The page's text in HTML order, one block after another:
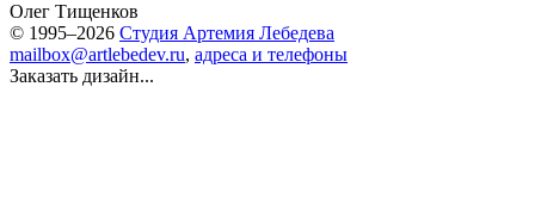
Олег Тищенков
© 1995–2026 Студия Артемия Лебедева
mailbox@artlebedev.ru, адреса и телефоны
Заказать дизайн...